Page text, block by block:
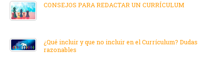
CONSEJOS PARA REDACTAR UN CURRÍCULUM
¿Qué incluir y que no incluir en el Currículum? Dudas
razonables